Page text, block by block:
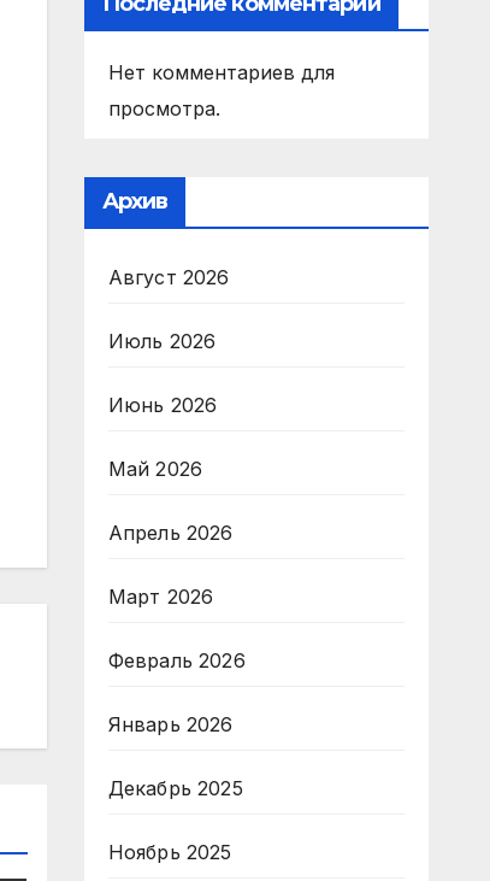
Нет комментариев для
просмотра.
Архив
Август 2026
Июль 2026
Июнь 2026
Май 2026
Апрель 2026
Март 2026
Февраль 2026
Январь 2026
Декабрь 2025
Ноябрь 2025